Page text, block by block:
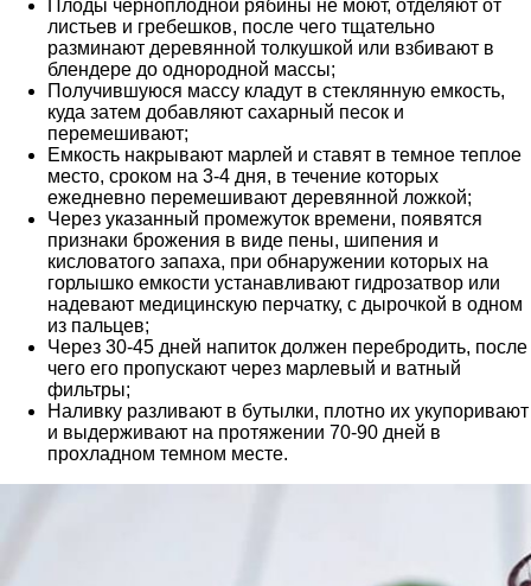
Плоды черноплодной рябины не моют, отделяют от
листьев и гребешков, после чего тщательно
разминают деревянной толкушкой или взбивают в
блендере до однородной массы;
Получившуюся массу кладут в стеклянную емкость,
куда затем добавляют сахарный песок и
перемешивают;
Емкость накрывают марлей и ставят в темное теплое
место, сроком на 3-4 дня, в течение которых
ежедневно перемешивают деревянной ложкой;
Через указанный промежуток времени, появятся
признаки брожения в виде пены, шипения и
кисловатого запаха, при обнаружении которых на
горлышко емкости устанавливают гидрозатвор или
надевают медицинскую перчатку, с дырочкой в одном
из пальцев;
Через 30-45 дней напиток должен перебродить, после
чего его пропускают через марлевый и ватный
фильтры;
Наливку разливают в бутылки, плотно их укупоривают
и выдерживают на протяжении 70-90 дней в
прохладном темном месте.